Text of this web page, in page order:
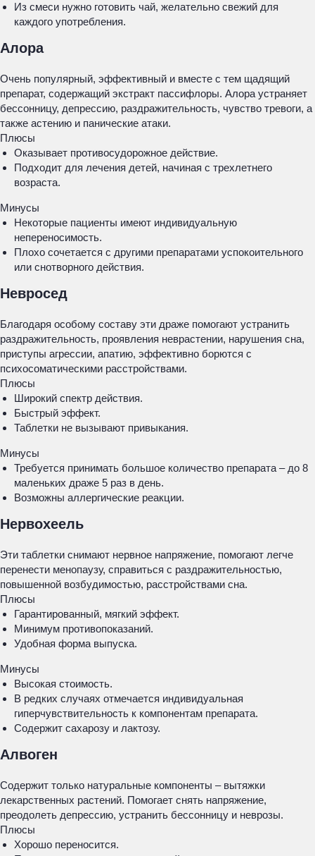
Из смеси нужно готовить чай, желательно свежий для
каждого употребления.
Алора
Очень популярный, эффективный и вместе с тем щадящий
препарат, содержащий экстракт пассифлоры. Алора устраняет
бессонницу, депрессию, раздражительность, чувство тревоги, а
также астению и панические атаки.
Плюсы
Оказывает противосудорожное действие.
Подходит для лечения детей, начиная с трехлетнего
возраста.
Минусы
Некоторые пациенты имеют индивидуальную
непереносимость.
Плохо сочетается с другими препаратами успокоительного
или снотворного действия.
Невросед
Благодаря особому составу эти драже помогают устранить
раздражительность, проявления неврастении, нарушения сна,
приступы агрессии, апатию, эффективно борются с
психосоматическими расстройствами.
Плюсы
Широкий спектр действия.
Быстрый эффект.
Таблетки не вызывают привыкания.
Минусы
Требуется принимать большое количество препарата – до 8
маленьких драже 5 раз в день.
Возможны аллергические реакции.
Нервохеель
Эти таблетки снимают нервное напряжение, помогают легче
перенести менопаузу, справиться с раздражительностью,
повышенной возбудимостью, расстройствами сна.
Плюсы
Гарантированный, мягкий эффект.
Минимум противопоказаний.
Удобная форма выпуска.
Минусы
Высокая стоимость.
В редких случаях отмечается индивидуальная
гиперчувствительность к компонентам препарата.
Содержит сахарозу и лактозу.
Алвоген
Содержит только натуральные компоненты – вытяжки
лекарственных растений. Помогает снять напряжение,
преодолеть депрессию, устранить бессонницу и неврозы.
Плюсы
Хорошо переносится.